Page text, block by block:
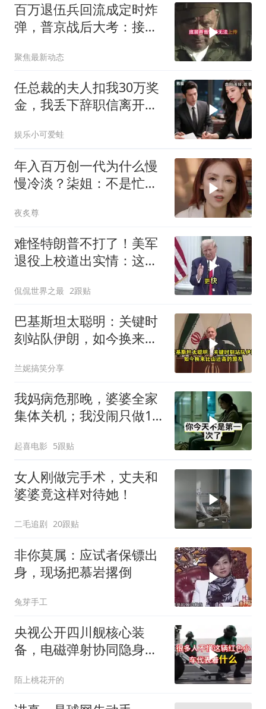
百万退伍兵回流成定时炸
弹，普京战后大考：接不
聚焦最新动态
任总裁的夫人扣我30万奖
金，我丢下辞职信离开，
你签约
娱乐小可爱蛙
年入百万创一代为什么慢
慢冷淡？柒姐：不是忙是
夜炙尊
难怪特朗普不打了！美军
退役上校道出实情：这场
侃侃世界之最 2跟贴
巴基斯坦太聪明：关键时
刻站队伊朗，如今换来比
兰妮搞笑分享
我妈病危那晚，婆婆全家
集体关机；我没闹只做1
你是不是疯了？
起喜电影 5跟贴
女人刚做完手术，丈夫和
婆婆竟这样对待她！
二毛追剧 20跟贴
非你莫属：应试者保镖出
身，现场把慕岩撂倒
兔芽手工
央视公开四川舰核心装
备，电磁弹射协同隐身无
陌上桃花开的